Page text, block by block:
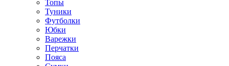
Топы
Туники
Футболки
Юбки
Варежки
Перчатки
Пояса